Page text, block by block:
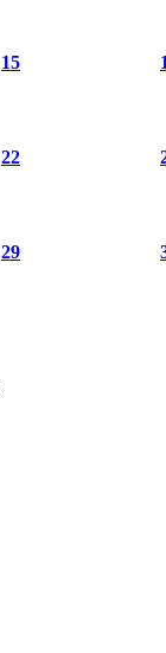
15
22
29